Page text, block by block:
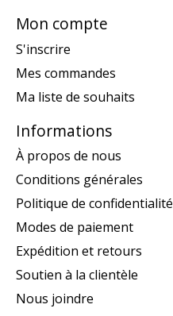
Mon compte
S'inscrire
Mes commandes
Ma liste de souhaits
Informations
À propos de nous
Conditions générales
Politique de confidentialité
Modes de paiement
Expédition et retours
Soutien à la clientèle
Nous joindre